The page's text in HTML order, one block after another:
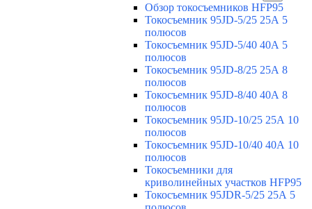
Обзор токосъемников HFP95
Токосъемник 95JD-5/25 25А 5
полюсов
Токосъемник 95JD-5/40 40А 5
полюсов
Токосъемник 95JD-8/25 25А 8
полюсов
Токосъемник 95JD-8/40 40А 8
полюсов
Токосъемник 95JD-10/25 25А 10
полюсов
Токосъемник 95JD-10/40 40А 10
полюсов
Токосъемники для
криволинейных участков HFP95
Токосъемник 95JDR-5/25 25А 5